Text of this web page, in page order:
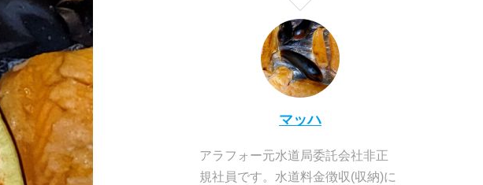
マッハ
アラフォー元水道局委託会社非正
規社員です。水道料金徴収(収納)に